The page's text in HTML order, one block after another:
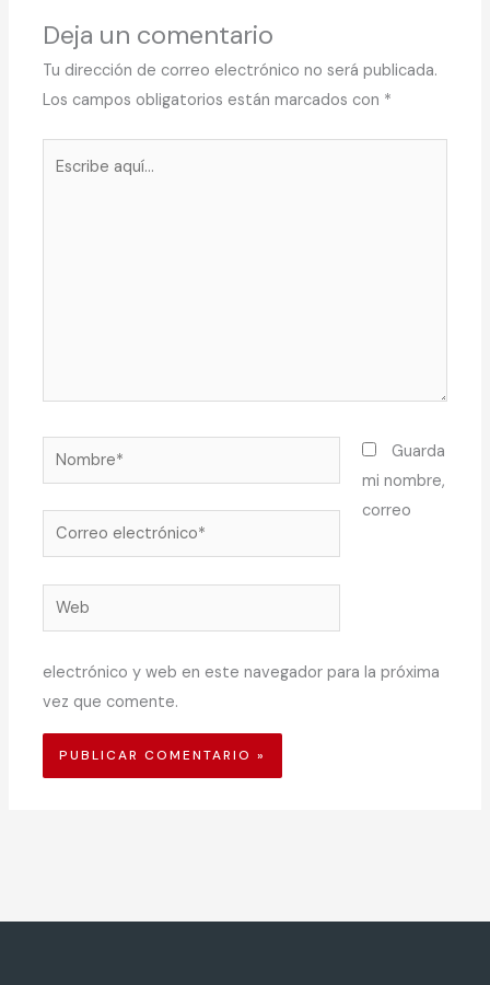
Deja un comentario
Tu dirección de correo electrónico no será publicada.
Los campos obligatorios están marcados con *
Nombre*
Correo
electrónico*
Web
Guarda
mi nombre,
correo
electrónico y web en este navegador para la próxima
vez que comente.